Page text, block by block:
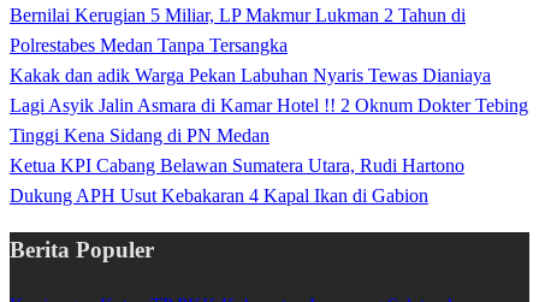
Bernilai Kerugian 5 Miliar, LP Makmur Lukman 2 Tahun di
Polrestabes Medan Tanpa Tersangka
Kakak dan adik Warga Pekan Labuhan Nyaris Tewas Dianiaya
Lagi Asyik Jalin Asmara di Kamar Hotel !! 2 Oknum Dokter Tebing
Tinggi Kena Sidang di PN Medan
Ketua KPI Cabang Belawan Sumatera Utara, Rudi Hartono
Dukung APH Usut Kebakaran 4 Kapal Ikan di Gabion
Berita Populer